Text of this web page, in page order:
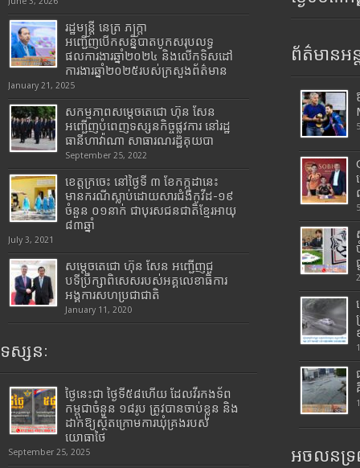
រដ្ឋមន្រ្តី​ នេត្រ​ ភក្ត្រា​
អញ្ជើញបើកសន្និបាតបូកសរុបលទ្ធ
ផលការងារឆ្នាំ២០២៤ និងលើកទិសដៅ
ការងារឆ្នាំ២០២៥របស់​ក្រសួង​ព័ត៌មាន​
January 21, 2025
សកម្មភាពសម្តេចតេជោ ហ៊ុន សែន
អញ្ជើញបំពេញទស្សនកិច្ចផ្លូវការ នៅរដ្ឋ
ធានីហាវ៉ាណា សាធារណរដ្ឋគុយបា
September 25, 2022
ខេត្តក្រចេះ នៅថ្ងៃទី ៣ ខែកក្កដានេះ
មានករណីស្លាប់ដោយសារជំងឺកូវីដ-១៩
ចំនួន ០១នាក់ ជាបុរសជនជាតិខ្មែរអាយុ
៨៣ឆ្នាំ
July 3, 2021
សម្តេចតេជោ ហ៊ុន សែន អញ្ជើញជួ
បទីប្រឹក្សាពិសេសរបស់អគ្គលេខាធិការ
អង្គការសហប្រជាជាតិ
January 11, 2020
ទស្សនៈ
ថ្ងៃនេះជា ថ្ងៃទី៥៨ហើយ ដែលវីរកងទ័ព
កម្ពុជាចំនួន ១៨រូប ត្រូវបានចាប់ខ្លួន និង
ដាក់ឱ្យស្ថិតក្រោមការឃុំគ្រងរបស់
យោធាថៃ
September 25, 2025
ព័ត៌មានអន្
អចលនទ្រ